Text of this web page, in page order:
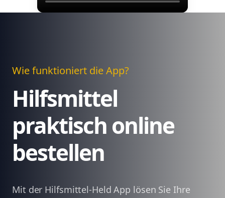
Wie funktioniert die App?
Hilfsmittel
praktisch online
bestellen
Mit der Hilfsmittel-Held App lösen Sie Ihre